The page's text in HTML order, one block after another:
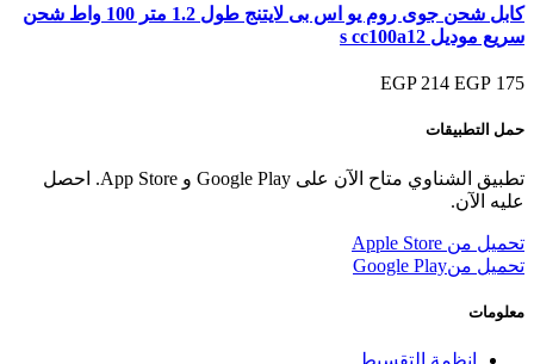
كابل شحن جوى روم يو اس بى لايتنج طول 1.2 متر 100 واط شحن
سريع موديل s cc100a12
175 EGP
214 EGP
حمل التطبيقات
تطبيق الشناوي متاح الآن على Google Play و App Store. احصل
عليه الآن.
تحميل من Apple Store
تحميل منGoogle Play
معلومات
انظمة التقسيط